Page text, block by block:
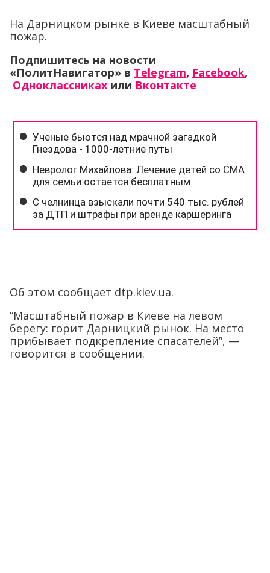
На Дарницком рынке в Киеве масштабный
пожар.
Подпишитесь на новости
«ПолитНавигатор» в Telegram, Facebook,
Одноклассниках или Вконтакте
Об этом сообщает dtp.kiev.ua.
“Масштабный пожар в Киеве на левом
берегу: горит Дарницкий рынок. На место
прибывает подкрепление спасателей”, —
говорится в сообщении.